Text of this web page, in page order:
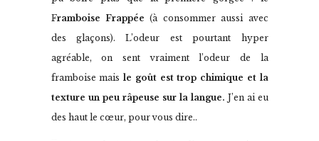
Framboise Frappée (à consommer aussi avec
des glaçons). L’odeur est pourtant hyper
agréable, on sent vraiment l’odeur de la
framboise mais le goût est trop chimique et la
texture un peu râpeuse sur la langue. J’en ai eu
des haut le cœur, pour vous dire..